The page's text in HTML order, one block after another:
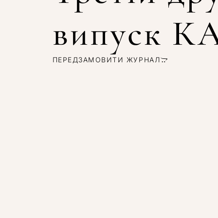
випуск
ПЕРЕДЗАМОВИТИ ЖУРНАЛ